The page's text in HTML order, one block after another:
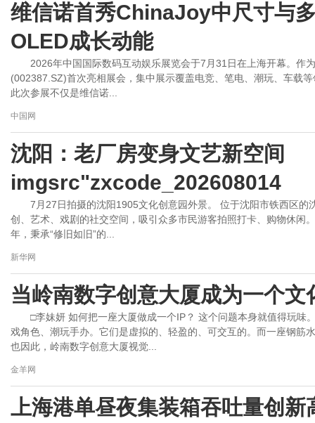
维信诺首秀ChinaJoy中尺寸与
OLED成长动能
2026年中国国际数码互动娱乐展览会于7月31日在上海开幕。作
(002387.SZ)首次亮相展会，集中展示覆盖电竞、笔电、潮玩、车载
此次参展不仅是维信诺...
中国网
沈阳：老厂房变身文艺新空间
imgsrc"zxcode_202608014
7月27日拍摄的沈阳1905文化创意园外景。 位于沈阳市铁西区的
创、艺术、戏剧的社交空间，吸引众多市民游客拍照打卡、购物休闲
年，秉承“修旧如旧”的...
新华网
当岭南数字创意大厦成为一个文
□李妹妍 如何把一座大厦做成一个IP？ 这个问题本身就值得玩味
戏角色、潮玩手办。它们是虚拟的、轻盈的、可交互的。而一座钢筋
也因此，岭南数字创意大厦视觉...
金羊网
上海港单昼夜集装箱吞吐量创新